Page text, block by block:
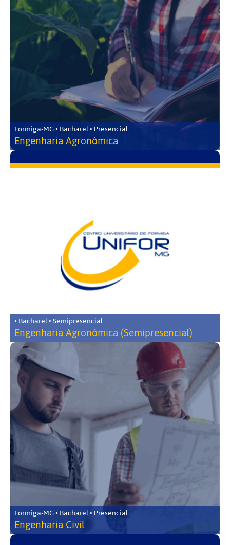
Formiga-MG • Bacharel • Presencial
Engenharia Agronômica
• Bacharel • Semipresencial
Engenharia Agronômica (Semipresencial)
Formiga-MG • Bacharel • Presencial
Engenharia Civil